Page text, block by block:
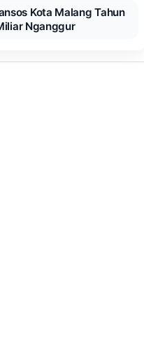
Kota Malang Tahun
Nganggur